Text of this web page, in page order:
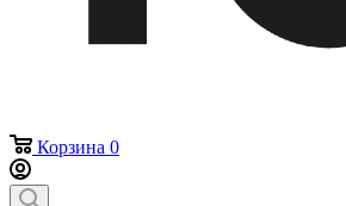
Корзина 0